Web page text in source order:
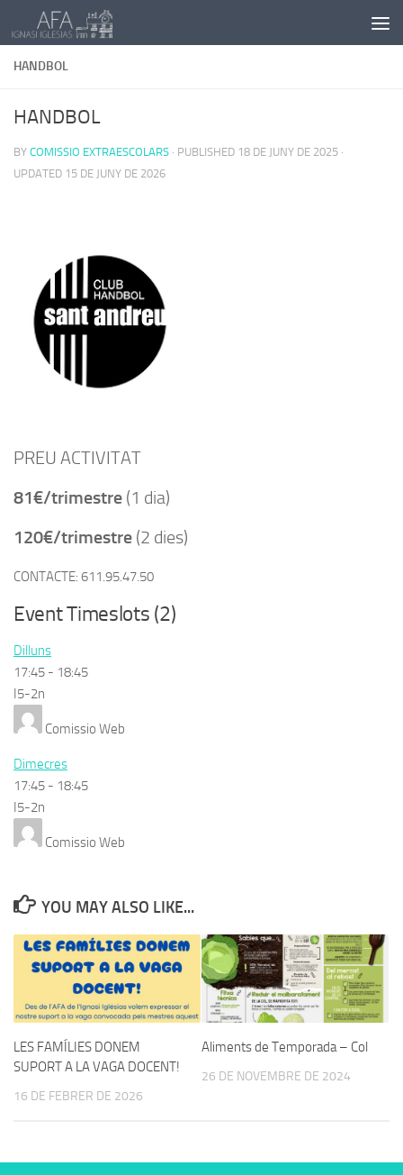
Skip to content
HANDBOL
HANDBOL
BY COMISSIO EXTRAESCOLARS · PUBLISHED 18 DE JUNY DE 2025 ·
UPDATED 15 DE JUNY DE 2026
PREU ACTIVITAT
81€/trimestre (1 dia)
120€/trimestre (2 dies)
CONTACTE: 611.95.47.50
Event Timeslots (2)
Dilluns
17:45 - 18:45
I5-2n
Comissio Web
Dimecres
17:45 - 18:45
I5-2n
Comissio Web
YOU MAY ALSO LIKE...
LES FAMÍLIES DONEM
SUPORT A LA VAGA DOCENT!
16 DE FEBRER DE 2026
Aliments de Temporada – Col
26 DE NOVEMBRE DE 2024